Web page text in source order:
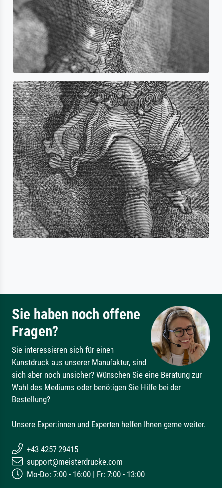
Sie haben noch offene
Fragen?
Sie interessieren sich für einen
Kunstdruck aus unserer Manufaktur, sind
sich aber noch unsicher? Wünschen Sie eine Beratung zur
Wahl des Mediums oder benötigen Sie Hilfe bei der
Bestellung?
Unsere Expertinnen und Experten helfen Ihnen gerne weiter.
+43 4257 29415
support@meisterdrucke.com
Mo-Do: 7:00 - 16:00 | Fr: 7:00 - 13:00